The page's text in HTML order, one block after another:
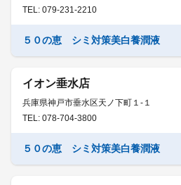
TEL: 079-231-2210
５０の恵 シミ対策美白養潤液
イオン垂水店
兵庫県神戸市垂水区天ノ下町１-１
TEL: 078-704-3800
５０の恵 シミ対策美白養潤液